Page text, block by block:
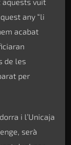
any “li
acabat
de les
per
i l’Unicaja
serà